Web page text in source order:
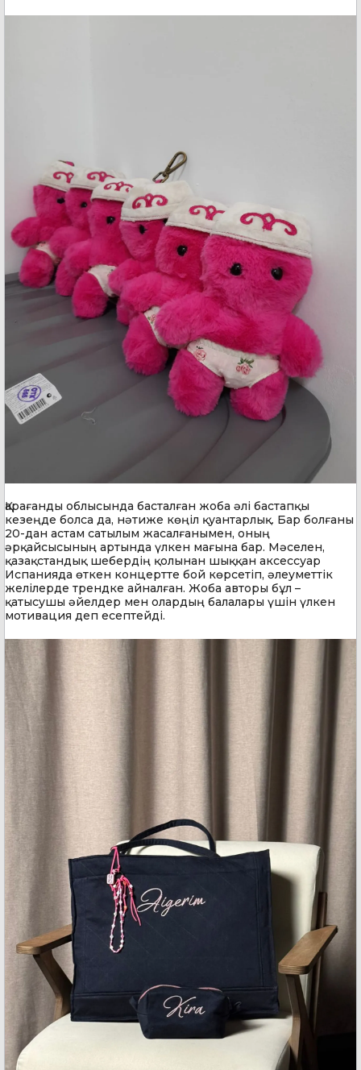
Қарағанды облысында басталған жоба әлі бастапқы
кезеңде болса да, нәтиже көңіл қуантарлық. Бар болғаны
20-дан астам сатылым жасалғанымен, оның
әрқайсысының артында үлкен мағына бар. Мәселен,
қазақстандық шебердің қолынан шыққан аксессуар
Испанияда өткен концертте бой көрсетіп, әлеуметтік
желілерде трендке айналған. Жоба авторы бұл –
қатысушы әйелдер мен олардың балалары үшін үлкен
мотивация деп есептейді.